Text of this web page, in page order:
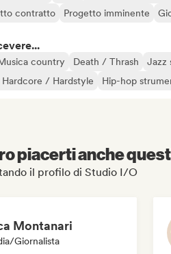
contratto
Progetto imminente
country Death / Thrash
Jazz
/ Hardstyle
Hip-hop
piacerti anche
il profilo di Studio I/O
Montanari
Giornalista